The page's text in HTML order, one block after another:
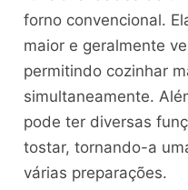
forno convencional.
maior e geralmente
permitindo cozinhar
simultaneamente.
pode ter diversas
tostar, tornando-a
várias preparações.